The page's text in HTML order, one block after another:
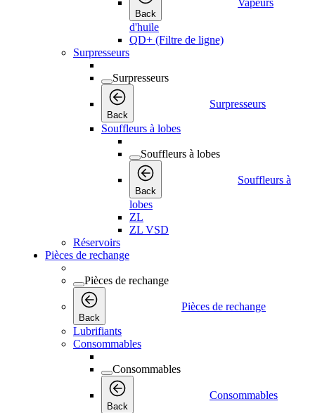
Back
Vapeurs
d'huile
QD+ (Filtre de ligne)
Surpresseurs
Surpresseurs
Back
Surpresseurs
Souffleurs à lobes
Souffleurs à lobes
Back
Souffleurs à
lobes
ZL
ZL VSD
Réservoirs
Pièces de rechange
Pièces de rechange
Back
Pièces de rechange
Lubrifiants
Consommables
Consommables
Back
Consommables